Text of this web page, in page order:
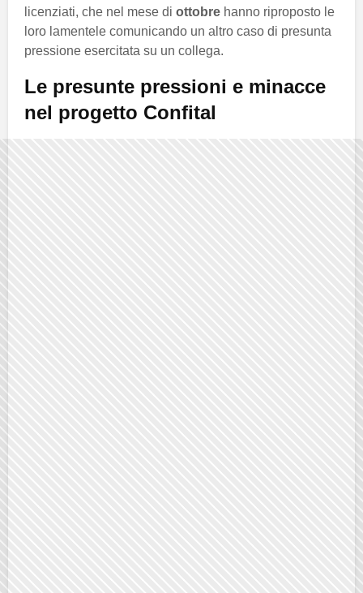
licenziati, che nel mese di ottobre hanno riproposto le
loro lamentele comunicando un altro caso di presunta
pressione esercitata su un collega.
Le presunte pressioni e minacce
nel progetto Confital